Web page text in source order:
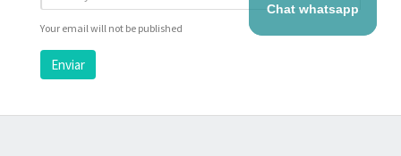
Your email will not be published
Enviar
Chat whatsapp